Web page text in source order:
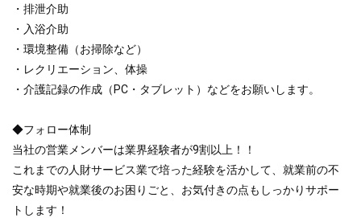
・排泄介助
・入浴介助
・環境整備（お掃除など）
・レクリエーション、体操
・介護記録の作成（PC・タブレット）などをお願いします。
◆フォロー体制
当社の営業メンバーは業界経験者が9割以上！！
これまでの人財サービス業で培った経験を活かして、就業前の不
安な時期や就業後のお困りごと、お気付きの点もしっかりサポー
トします！